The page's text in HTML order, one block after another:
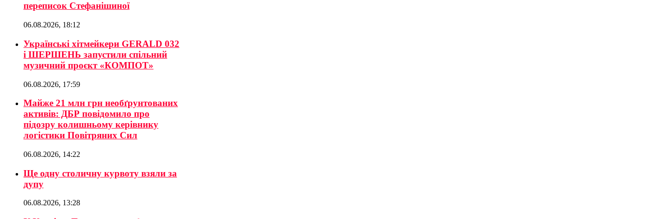
переписок Стефанішиної
06.08.2026, 18:12
Українські хітмейкери GERALD 032
і ШЕРШЕНЬ запустили спільний
музичний проєкт «КОМПОТ»
06.08.2026, 17:59
Майже 21 млн грн необґрунтованих
активів: ДБР повідомило про
підозру колишньому керівнику
логістики Повітряних Сил
06.08.2026, 14:22
Ще одну столичну курвоту взяли за
дупу
06.08.2026, 13:28